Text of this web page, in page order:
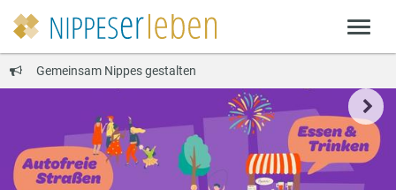
Gemeinsam Nippes gestalten